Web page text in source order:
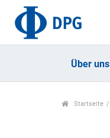
Über uns
Startseite